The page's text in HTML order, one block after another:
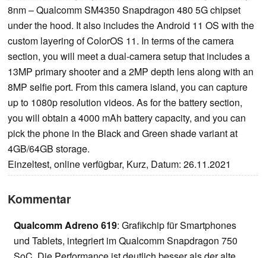
8nm – Qualcomm SM4350 Snapdragon 480 5G chipset
under the hood. It also includes the Android 11 OS with the
custom layering of ColorOS 11. In terms of the camera
section, you will meet a dual-camera setup that includes a
13MP primary shooter and a 2MP depth lens along with an
8MP selfie port. From this camera island, you can capture
up to 1080p resolution videos. As for the battery section,
you will obtain a 4000 mAh battery capacity, and you can
pick the phone in the Black and Green shade variant at
4GB/64GB storage.
Einzeltest, online verfügbar, Kurz, Datum: 26.11.2021
Kommentar
Qualcomm Adreno 619: Grafikchip für Smartphones
und Tablets, integriert im Qualcomm Snapdragon 750